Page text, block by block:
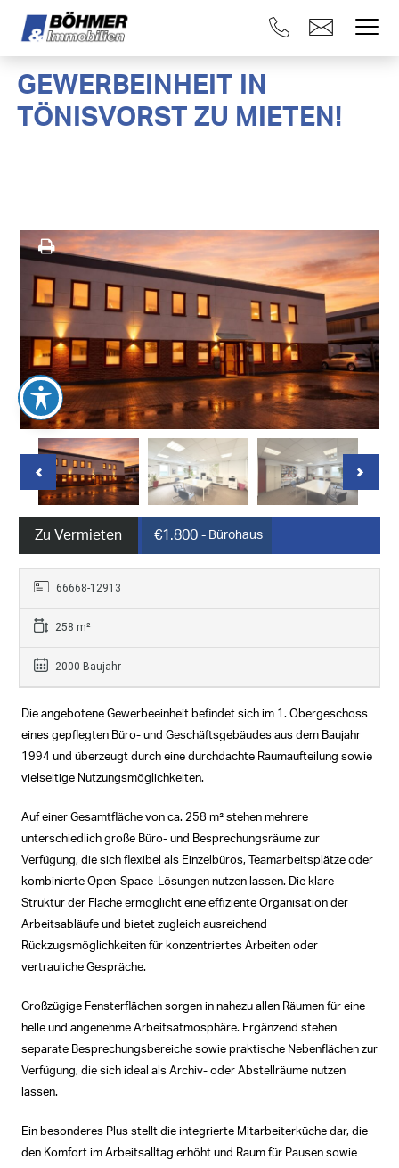
Zu Vermieten €1.800 - Bürohaus
66668-12913
258 m²
2000 Baujahr
Die angebotene Gewerbeeinheit befindet sich im 1. Obergeschoss
eines gepflegten Büro- und Geschäftsgebäudes aus dem Baujahr
1994 und überzeugt durch eine durchdachte Raumaufteilung sowie
vielseitige Nutzungsmöglichkeiten.
Auf einer Gesamtfläche von ca. 258 m² stehen mehrere
unterschiedlich große Büro- und Besprechungsräume zur
Verfügung, die sich flexibel als Einzelbüros, Teamarbeitsplätze oder
kombinierte Open-Space-Lösungen nutzen lassen. Die klare
Struktur der Fläche ermöglicht eine effiziente Organisation der
Arbeitsabläufe und bietet zugleich ausreichend
Rückzugsmöglichkeiten für konzentriertes Arbeiten oder
vertrauliche Gespräche.
Großzügige Fensterflächen sorgen in nahezu allen Räumen für eine
helle und angenehme Arbeitsatmosphäre. Ergänzend stehen
separate Besprechungsbereiche sowie praktische Nebenflächen zur
Verfügung, die sich ideal als Archiv- oder Abstellräume nutzen
lassen.
Ein besonderes Plus stellt die integrierte Mitarbeiterküche dar, die
den Komfort im Arbeitsalltag erhöht und Raum für Pausen sowie